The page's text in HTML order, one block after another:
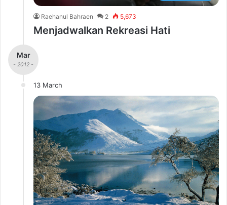
Raehanul Bahraen 2 5,673
Menjadwalkan Rekreasi Hati
Mar
- 2012 -
13 March